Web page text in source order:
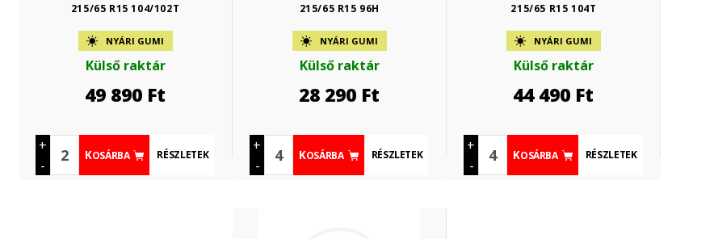
215/65 R15 104/102T
NYÁRI GUMI
Külső raktár
49 890 Ft
+
-
KOSÁRBA RÉSZLETEK
215/65 R15 96H
NYÁRI GUMI
Külső raktár
28 290 Ft
+
-
KOSÁRBA RÉSZLETEK
215/65 R15 104T
NYÁRI GUMI
Külső raktár
44 490 Ft
+
-
KOSÁRBA RÉSZLETEK